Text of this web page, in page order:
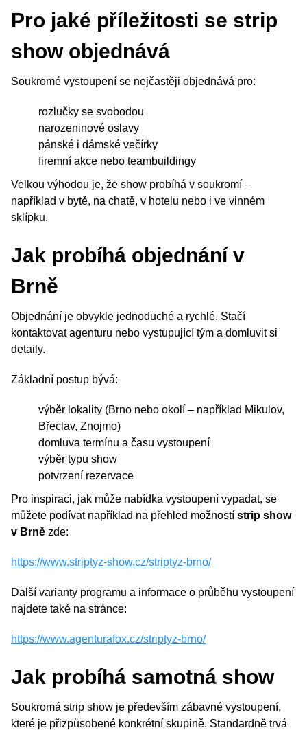
Pro jaké příležitosti se strip
show objednává
Soukromé vystoupení se nejčastěji objednává pro:
rozlučky se svobodou
narozeninové oslavy
pánské i dámské večírky
firemní akce nebo teambuildingy
Velkou výhodou je, že show probíhá v soukromí –
například v bytě, na chatě, v hotelu nebo i ve vinném
sklípku.
Jak probíhá objednání v
Brně
Objednání je obvykle jednoduché a rychlé. Stačí
kontaktovat agenturu nebo vystupující tým a domluvit si
detaily.
Základní postup bývá:
výběr lokality (Brno nebo okolí – například Mikulov,
Břeclav, Znojmo)
domluva termínu a času vystoupení
výběr typu show
potvrzení rezervace
Pro inspiraci, jak může nabídka vystoupení vypadat, se
můžete podívat například na přehled možností strip show
v Brně zde:
https://www.striptyz-show.cz/striptyz-brno/
Další varianty programu a informace o průběhu vystoupení
najdete také na stránce:
https://www.agenturafox.cz/striptyz-brno/
Jak probíhá samotná show
Soukromá strip show je především zábavné vystoupení,
které je přizpůsobené konkrétní skupině. Standardně trvá